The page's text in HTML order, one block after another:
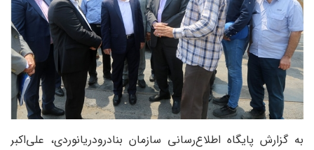
به گزارش پایگاه اطلاع‌رسانی سازمان بنادرودریانوردی، علی‌اکبر